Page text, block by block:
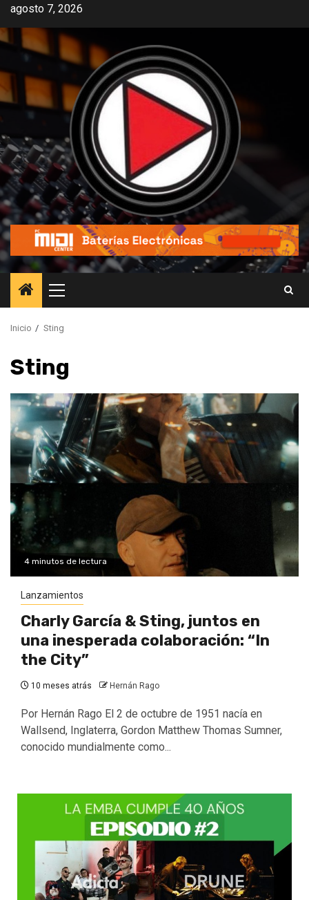
agosto 7, 2026
Inicio Sting
Sting
4 minutos de lectura
Lanzamientos
Charly García & Sting, juntos en
una inesperada colaboración: “In
the City”
10 meses atrás Hernán Rago
Por Hernán Rago El 2 de octubre de 1951 nacía en
Wallsend, Inglaterra, Gordon Matthew Thomas Sumner,
conocido mundialmente como...